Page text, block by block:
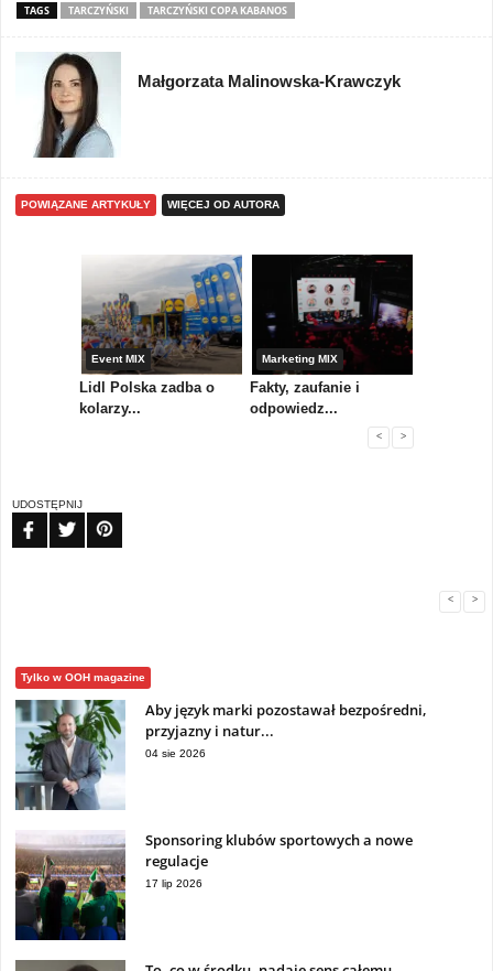
TAGS TARCZYŃSKI TARCZYŃSKI COPA KABANOS
Małgorzata Malinowska-Krawczyk
POWIĄZANE ARTYKUŁY WIĘCEJ OD AUTORA
Event MIX
Lidl Polska zadba o
kolarzy...
Marketing MIX
Fakty, zaufanie i
odpowiedz...
< >
UDOSTĘPNIJ
< >
Tylko w OOH magazine
Aby język marki pozostawał bezpośredni,
przyjazny i natur...
04 sie 2026
Sponsoring klubów sportowych a nowe
regulacje
17 lip 2026